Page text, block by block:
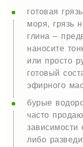
готовая
моря, грязь
глина –
наносите
или просто
готовый
эфирного
бурые
часто
зависимости
либо